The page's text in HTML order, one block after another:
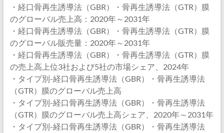
・経口骨再生誘導法（GBR）・骨再生誘導法（GTR）膜
のグローバル売上高：2020年～2031年
・経口骨再生誘導法（GBR）・骨再生誘導法（GTR）膜
のグローバル販売量：2020年～2031年
・経口骨再生誘導法（GBR）・骨再生誘導法（GTR）膜
の売上高上位3社および5社の市場シェア、2024年
・タイプ別-経口骨再生誘導法（GBR）・骨再生誘導法
（GTR）膜のグローバル売上高
・タイプ別-経口骨再生誘導法（GBR）・骨再生誘導法
（GTR）膜のグローバル売上高シェア、2020年～2031年
・タイプ別-経口骨再生誘導法（GBR）・骨再生誘導法